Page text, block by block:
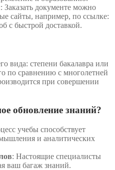
: Заказать документе можно
сайты, например, по ссылке:
с быстрой доставкой.
вида: степени бакалавра или
по сравнению с многолетней
при совершении
обновление знаний?
учебы способствует
и аналитических
: Настоящие специалисты
ваш багаж знаний.